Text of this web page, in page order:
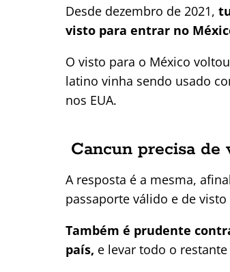
Desde dezembro de 2021,
visto para entrar no
O visto para o México
latino vinha sendo usado
nos EUA.
Cancun precisa de
A resposta é a mesma,
passaporte válido e de
Também é prudente
país, e levar todo o